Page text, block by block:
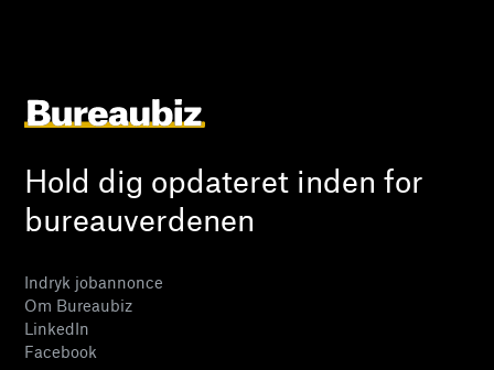
Hold dig opdateret inden for
bureauverdenen
Indryk jobannonce
Om Bureaubiz
LinkedIn
Facebook